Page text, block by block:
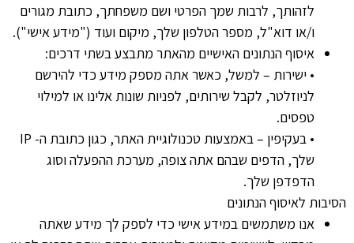
לזהותך, לרבות שמך הפרטי ושם משפחתך, כתובת מגורים
ו/או דוא"ל, מספר הטלפון שלך, מיקום ועוד ("מידע אישי").
איסוף הנתונים האישיים מהאתר מתבצע בשתי דרכים:
• ישירות – למשל, כאשר אתה מספק מידע כדי להירשם
לניוזלטר, לקבל שירותים, לפניות שונות אלינו או למילוי
טפסים.
• בעקיפין – באמצעות טכנולוגיית האתר, כגון כתובת ה- IP
שלך, הדפים שבהם אתה צופה, מערכת ההפעלה וסוג
הדפדפן שלך.
הסיבות לאיסוף הנתונים
אנו משתמשים במידע אישי כדי לספק לך מידע שאתה